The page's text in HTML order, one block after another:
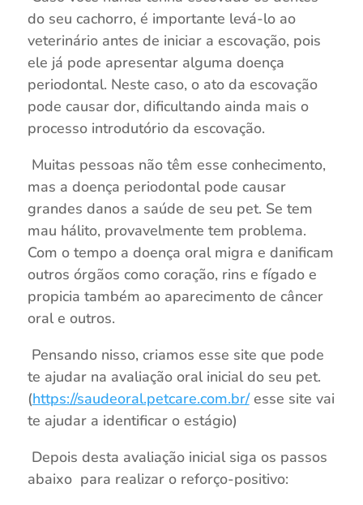
do seu cachorro, é importante levá-lo ao
veterinário antes de iniciar a escovação, pois
ele já pode apresentar alguma doença
periodontal. Neste caso, o ato da escovação
pode causar dor, dificultando ainda mais o
processo introdutório da escovação.
Muitas pessoas não têm esse conhecimento,
mas a doença periodontal pode causar
grandes danos a saúde de seu pet. Se tem
mau hálito, provavelmente tem problema.
Com o tempo a doença oral migra e danificam
outros órgãos como coração, rins e fígado e
propicia também ao aparecimento de câncer
oral e outros.
Pensando nisso, criamos esse site que pode
te ajudar na avaliação oral inicial do seu pet.
(https://saudeoral.petcare.com.br/esse site vai
te ajudar a identificar o estágio)
Depois desta avaliação inicial siga os passos
abaixo para realizar o reforço-positivo: